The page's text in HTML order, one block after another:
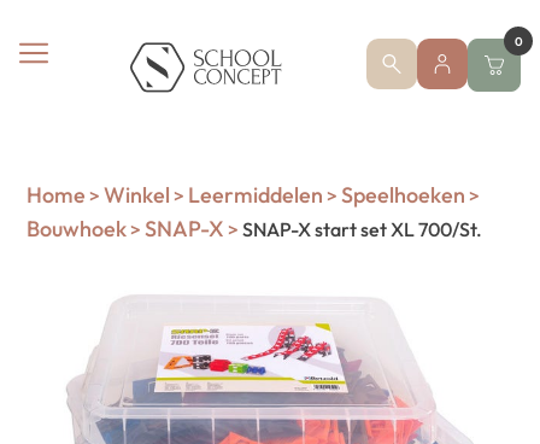
0
Home > Winkel > Leermiddelen > Speelhoeken >
Bouwhoek> SNAP-X > SNAP-X start set XL 700/St.